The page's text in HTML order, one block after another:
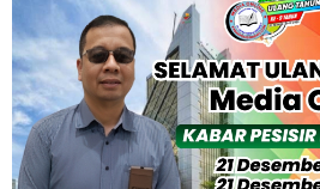
Merah Putih Presisi
Teluk Belitung Bagaikan Kota Mati
Pemadaman Secara Bergilir, Mesin